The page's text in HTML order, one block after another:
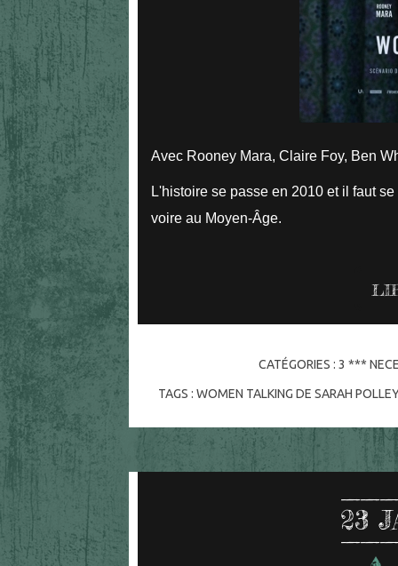
Avec Rooney Mara, Claire Foy, Ben
L'histoire se passe en 2010 et il faut
voire au Moyen-Âge.
CATÉGORIES : 3 ***
TAGS :WOMEN TALKING DE SARAH
23